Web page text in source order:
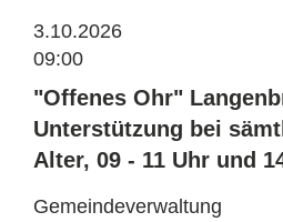
3.10.2026
09:00
"Offenes Ohr"
Unterstützung bei
Alter, 09 - 11 Uhr und
Gemeindeverwaltung